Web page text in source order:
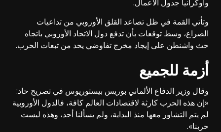
وأوكرانيا جدول الأعمال.
وتأتي القمة في ظل تصاعد القلق الأوروبي من تداعيات
الصراع، وسط توقعات بأن تدفع دول الاتحاد الأوروبي باتجاه
حث واشنطن على إيجاد مخرج تفاوضي يحد من تبعات الحرب.
أزمة للجميع
وقال وزير الدفاع الألماني بوريس بيستوريوس في تصريح حاد:
«إن هذه الحرب كارثة لاقتصادات العالم كافة، فالدول الأوروبية
لم يتم التشاور معها منذ البداية، ولم يسألنا أحد، وهذه ليست
حربنا».